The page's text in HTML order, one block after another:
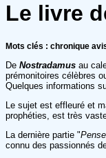
Le livre
Mots clés : chronique
De Nostradamus au
prémonitoires célèbres
Quelques informations
Le sujet est effleuré et
prophéties, est très
La dernière partie "
connu des passionnés